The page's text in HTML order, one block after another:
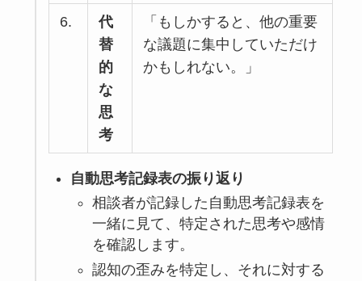
6.
代
替
的
な
思
考
「もしかすると、他の重要
な議題に集中していただけ
かもしれない。」
自動思考記録表の振り返り
相談者が記録した自動思考記録表を
一緒に見て、特定された思考や感情
を確認します。
認知の歪みを特定し、それに対する